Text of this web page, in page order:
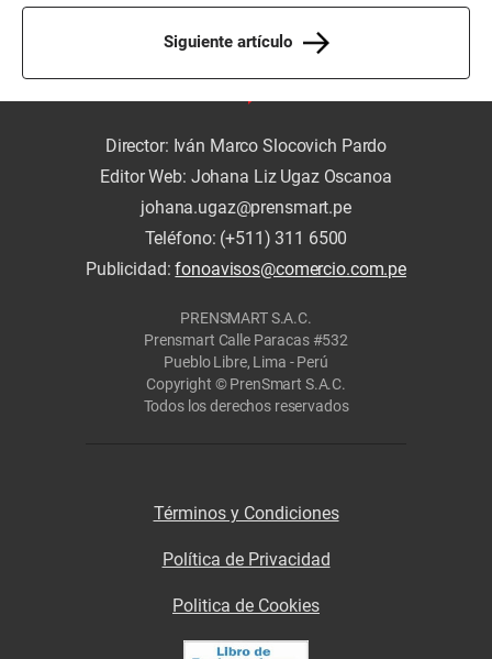
Siguiente artículo
Director: Iván Marco Slocovich Pardo
Editor Web: Johana Liz Ugaz Oscanoa
johana.ugaz@prensmart.pe
Teléfono: (+511) 311 6500
Publicidad:fonoavisos@comercio.com.pe
PRENSMART S.A.C.
Prensmart Calle Paracas #532
Pueblo Libre, Lima - Perú
Copyright © PrenSmart S.A.C.
Todos los derechos reservados
Términos y Condiciones
Política de Privacidad
Politica de Cookies